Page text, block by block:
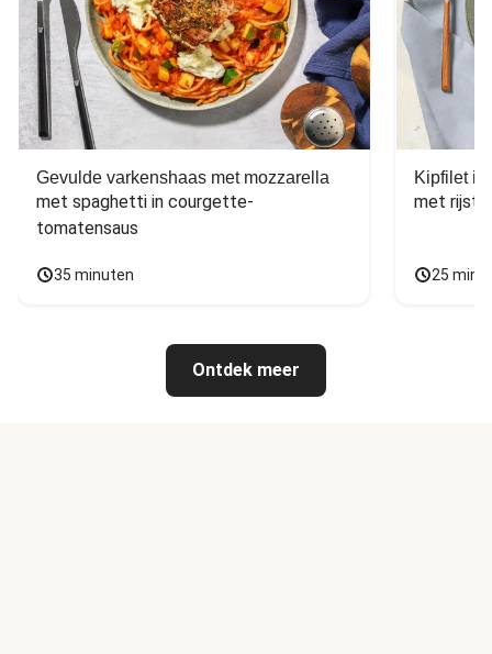
Gevulde varkenshaas met mozzarella
met spaghetti in courgette-
tomatensaus
35 minuten
Kipfilet in
met rijst,
25
Ontdek meer